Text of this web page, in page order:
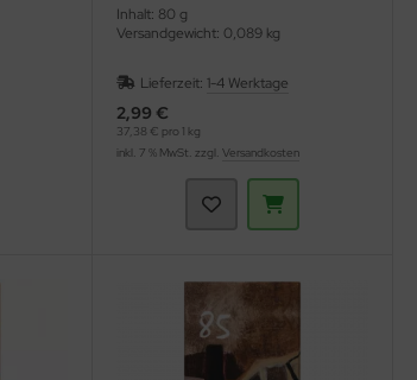
Inhalt: 80 g
Versandgewicht: 0,089 kg
Lieferzeit: 1-4 Werktage
2,99 €
37,38 € pro 1 kg
inkl. 7 % MwSt. zzgl. Versandkosten